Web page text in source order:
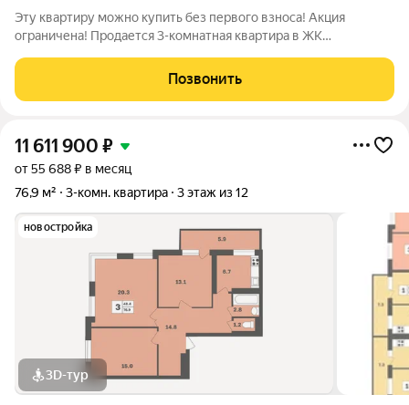
Эту квартиру можно купить без первого взноса! Акция
ограничена! Продается 3-комнатная квартира в ЖК
76.3 кв.м.Дом из красного кирпича+монолит. Действуют все
ипотечные программы с господдержкой.
Позвонить
11 611 900 ₽
от 55 688 ₽ в месяц
76,9 м²
3-комн. квартира 3 этаж из 12
новостройка
3D-тур